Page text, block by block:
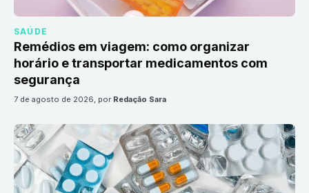
SAÚDE
Remédios em viagem: como organizar
horário e transportar medicamentos com
segurança
7 de agosto de 2026, por Redação Sara